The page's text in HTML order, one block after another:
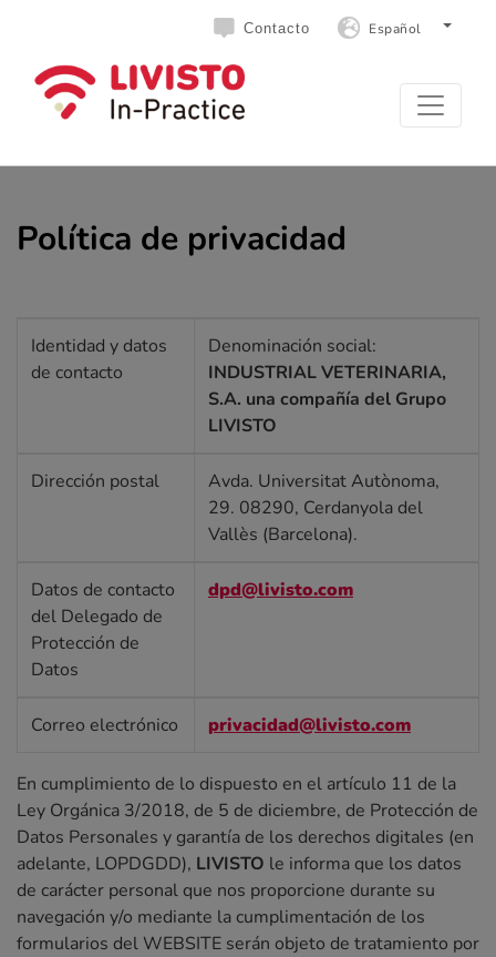
Contacto Español
Política de privacidad
Identidad y datos
de contacto
Denominación social:
INDUSTRIAL VETERINARIA,
S.A. una compañía del Grupo
LIVISTO
Dirección postal
Avda. Universitat Autònoma,
29. 08290, Cerdanyola del
Vallès (Barcelona).
Datos de contacto
del Delegado de
Protección de
Datos
dpd@livisto.com
Correo electrónico privacidad@livisto.com
En cumplimiento de lo dispuesto en el artículo 11 de la
Ley Orgánica 3/2018, de 5 de diciembre, de Protección de
Datos Personales y garantía de los derechos digitales (en
adelante, LOPDGDD), LIVISTO le informa que los datos
de carácter personal que nos proporcione durante su
navegación y/o mediante la cumplimentación de los
formularios del WEBSITE serán objeto de tratamiento por